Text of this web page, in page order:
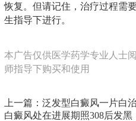
恢复。但请记住，治疗过程需
生指导下进行。
本广告仅供医学药学专业人士
师指导下购买和使用
上一篇： 泛发型白癜风一片白
白癜风处在进展期照308后发黑